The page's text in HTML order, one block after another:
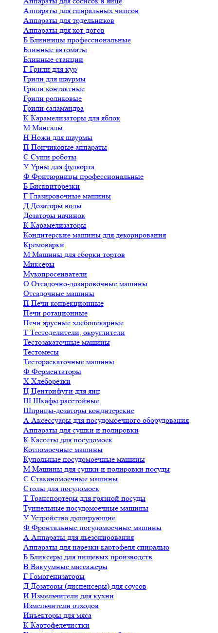
Аппараты для спиральных чипсов
Аппараты для трдельников
Аппараты для хот-догов
Б Блинницы профессиональные
Блинные автоматы
Блинные станции
Г Грили для кур
Грили для шаурмы
Грили контактные
Грили роликовые
Грили саламандра
К Карамелизаторы для яблок
М Мангалы
Н Ножи для шаурмы
П Пончиковые аппараты
С Суши роботы
У Урны для фудкорта
Ф Фритюрницы профессиональные
Б Бисквиторезки
Г Глазировочные машины
Д Дозаторы воды
Дозаторы начинок
К Карамелизаторы
Кондитерские машины для декорирования
Кремоварки
М Машины для сборки тортов
Миксеры
Мукопросеиватели
О Отсадочно-дозировочные машины
Отсадочные машины
П Печи конвекционные
Печи ротационные
Печи ярусные хлебопекарные
Т Тестоделители, округлители
Тестозакаточные машины
Тестомесы
Тестораскаточные машины
Ф Ферментаторы
Х Хлеборезки
Ц Центрифуги для яиц
Ш Шкафы расстойные
Шприцы-дозаторы кондитерские
А Аксессуары для посудомоечного оборудования
Аппараты для сушки и полировки
К Кассеты для посудомоек
Котломоечные машины
Купольные посудомоечные машины
М Машины для сушки и полировки посуды
С Стаканомоечные машины
Столы для посудомоек
Т Транспортеры для грязной посуды
Туннельные посудомоечные машины
У Устройства душирующие
Ф Фронтальные посудомоечные машины
А Аппараты для льезонирования
Аппараты для нарезки картофеля спиралью
Б Бликсеры для пищевых производств
В Вакуумные массажеры
Г Гомогенизаторы
Д Дозаторы (диспенсеры) для соусов
И Измельчители для кухни
Измельчители отходов
Инъекторы для мяса
К Картофелечистки